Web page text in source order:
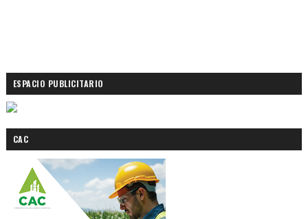
ESPACIO PUBLICITARIO
CAC